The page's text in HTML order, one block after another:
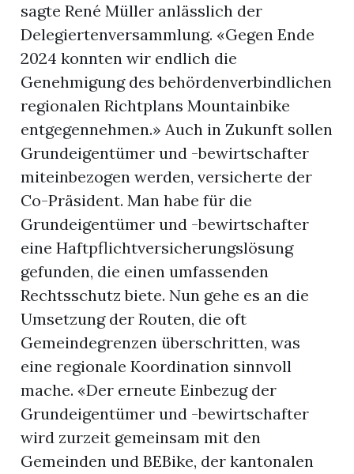
sagte René Müller anlässlich der
Delegiertenversammlung. «Gegen Ende
2024 konnten wir endlich die
Genehmigung des behördenverbindlichen
regionalen Richtplans Mountainbike
entgegennehmen.» Auch in Zukunft sollen
Grundeigentümer und -bewirtschafter
miteinbezogen werden, versicherte der
Co-Präsident. Man habe für die
Grundeigentümer und -bewirtschafter
eine Haftpflichtversicherungslösung
gefunden, die einen umfassenden
Rechtsschutz biete. Nun gehe es an die
Umsetzung der Routen, die oft
Gemeindegrenzen überschritten, was
eine regionale Koordination sinnvoll
mache. «Der erneute Einbezug der
Grundeigentümer und -bewirtschafter
wird zurzeit gemeinsam mit den
Gemeinden und BEBike, der kantonalen